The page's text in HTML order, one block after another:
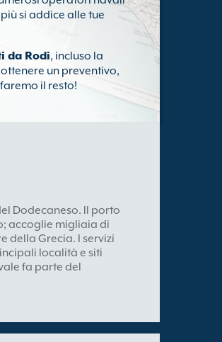
si addice alle tue
da Rodi, incluso la
un preventivo,
il resto!
Dodecaneso. Il porto
accoglie migliaia di
della Grecia. I servizi
località e siti
fa parte del